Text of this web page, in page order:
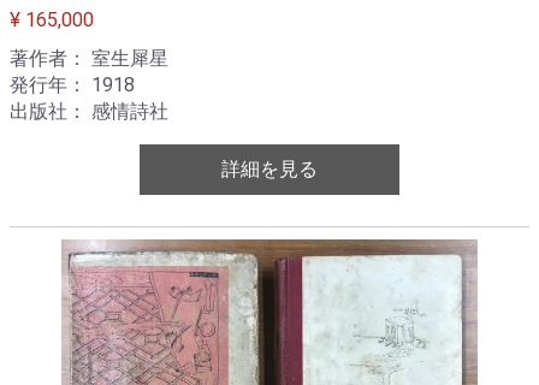
¥ 165,000
著作者： 室生犀星
発行年： 1918
出版社： 感情詩社
詳細を見る